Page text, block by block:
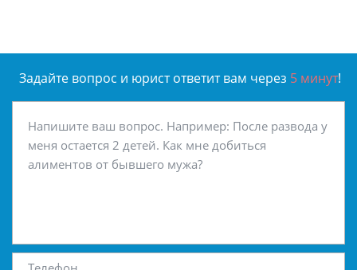
Задайте вопрос и юрист ответит вам через 5 минут!